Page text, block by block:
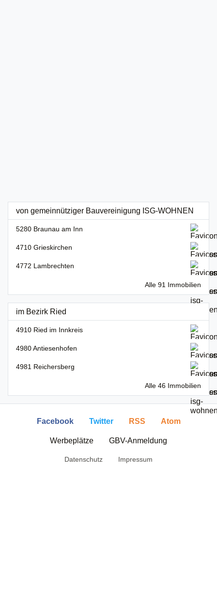
von gemeinnütziger Bauvereinigung ISG-WOHNEN
5280 Braunau am Inn
4710 Grieskirchen
4772 Lambrechten
Alle 91 Immobilien
im Bezirk Ried
4910 Ried im Innkreis
4980 Antiesenhofen
4981 Reichersberg
Alle 46 Immobilien
Facebook Twitter RSS Atom
Werbeplätze GBV-Anmeldung
Datenschutz Impressum